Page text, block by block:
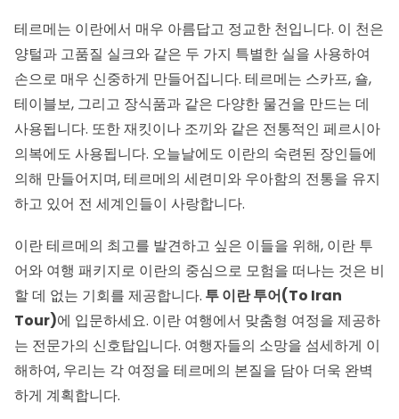
테르메는 이란에서 매우 아름답고 정교한 천입니다. 이 천은
양털과 고품질 실크와 같은 두 가지 특별한 실을 사용하여
손으로 매우 신중하게 만들어집니다. 테르메는 스카프, 숄,
테이블보, 그리고 장식품과 같은 다양한 물건을 만드는 데
사용됩니다. 또한 재킷이나 조끼와 같은 전통적인 페르시아
의복에도 사용됩니다. 오늘날에도 이란의 숙련된 장인들에
의해 만들어지며, 테르메의 세련미와 우아함의 전통을 유지
하고 있어 전 세계인들이 사랑합니다.
이란 테르메의 최고를 발견하고 싶은 이들을 위해, 이란 투
어와 여행 패키지로 이란의 중심으로 모험을 떠나는 것은 비
할 데 없는 기회를 제공합니다. 투 이란 투어(To Iran
Tour)에 입문하세요. 이란 여행에서 맞춤형 여정을 제공하
는 전문가의 신호탑입니다. 여행자들의 소망을 섬세하게 이
해하여, 우리는 각 여정을 테르메의 본질을 담아 더욱 완벽
하게 계획합니다.